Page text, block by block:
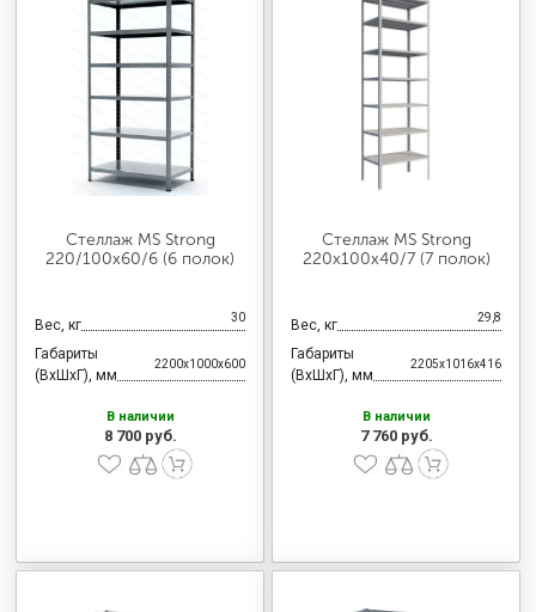
Стеллаж MS Strong
220/100х60/6 (6 полок)
Вес, кг 30
Габариты
(ВхШхГ), мм
2200x1000x600
В наличии
8 700 руб.
Стеллаж MS Strong
220х100х40/7 (7 полок)
Вес, кг 29,8
Габариты
(ВхШхГ), мм
2205x1016x416
В наличии
7 760 руб.